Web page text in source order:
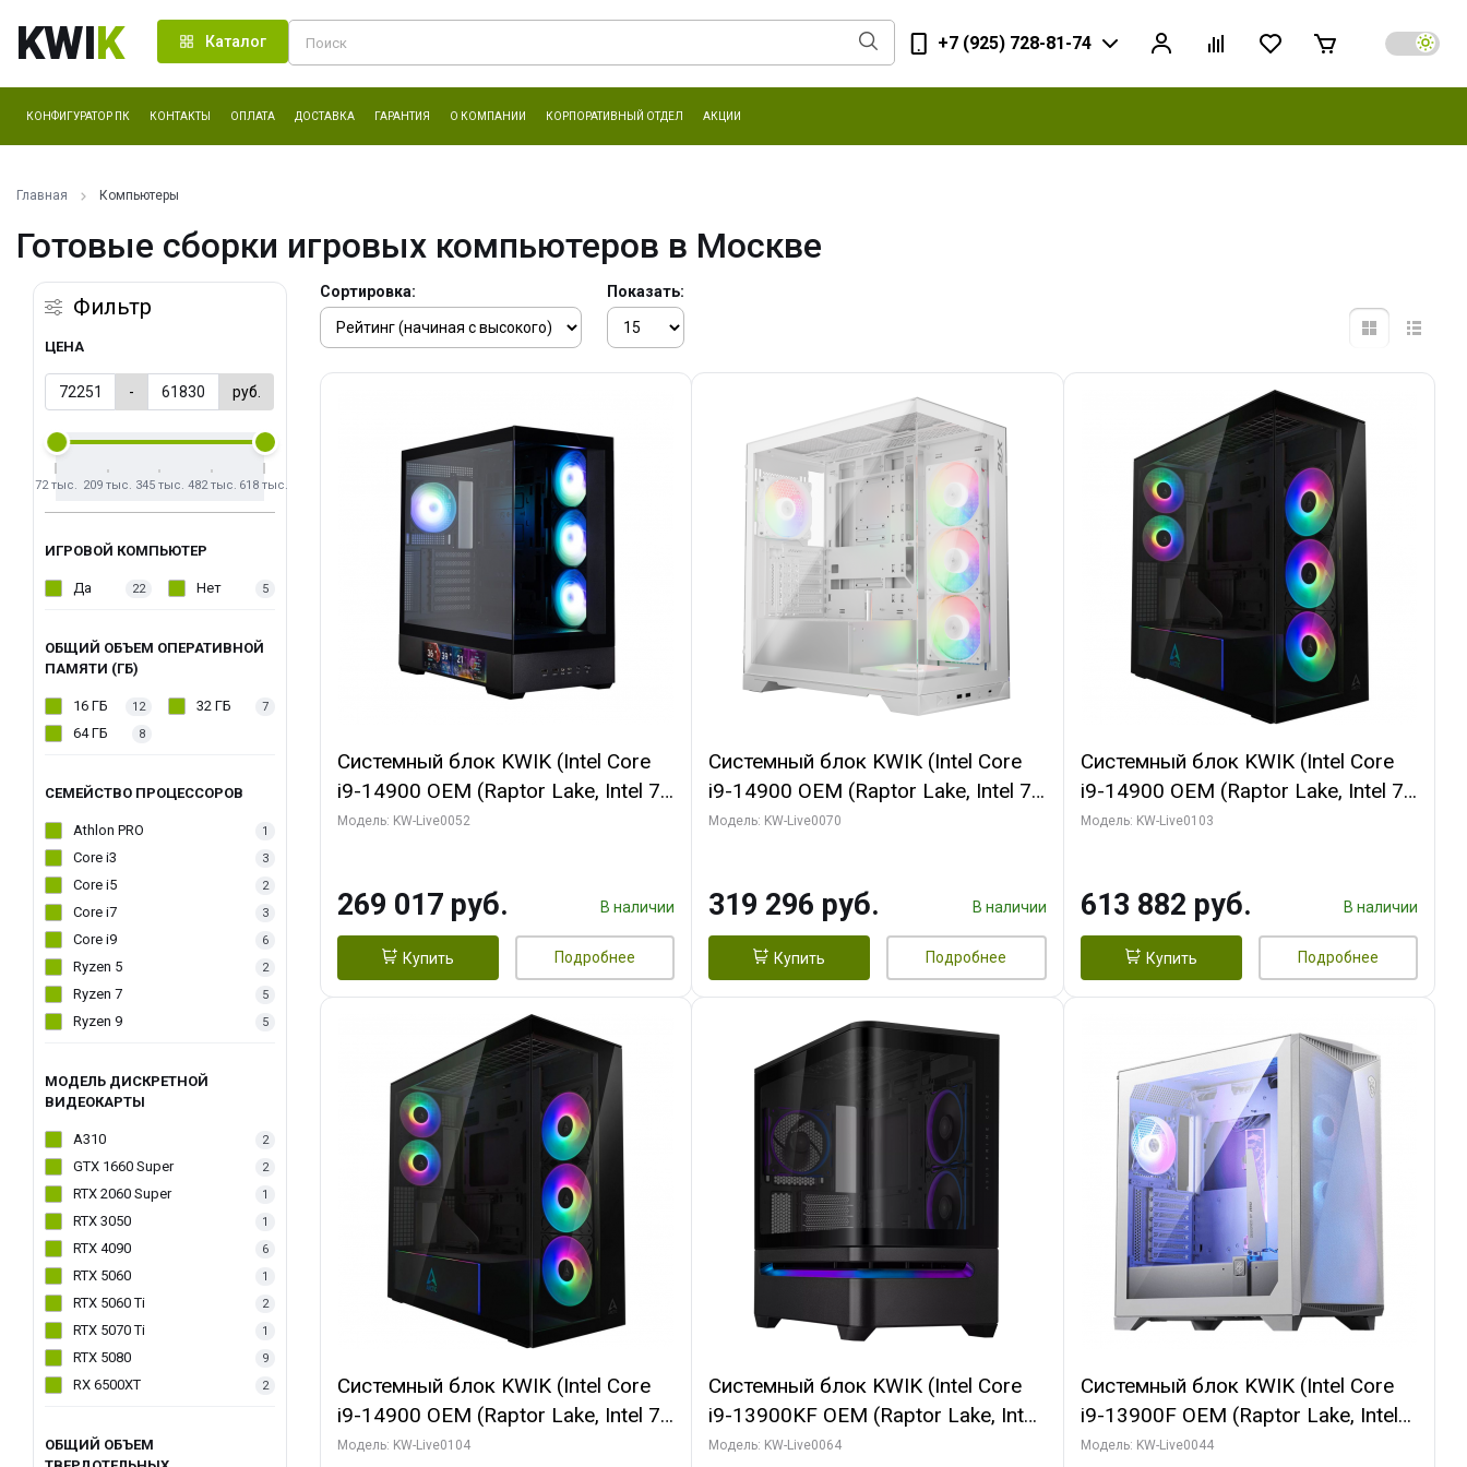
KWIK Каталог +7 (925) 728-81-74
КОНФИГУРАТОР ПК КОНТАКТЫ ОПЛАТА ДОСТАВКА ГАРАНТИЯ О КОМПАНИИ КОРПОРАТИВНЫЙ ОТДЕЛ АКЦИИ
Главная Компьютеры
Готовые сборки игровых компьютеров в Москве
Фильтр
ЦЕНА
- руб.
72 тыс. 209 тыс. 345 тыс. 482 тыс. 618 тыс.
ИГРОВОЙ КОМПЬЮТЕР
Да 22 Нет 5
ОБЩИЙ ОБЪЕМ ОПЕРАТИВНОЙ
ПАМЯТИ (ГБ)
16 ГБ 12 32 ГБ 7
64 ГБ 8
СЕМЕЙСТВО ПРОЦЕССОРОВ
Athlon PRO 1
Core i3 3
Core i5 2
Core i7 3
Core i9 6
Ryzen 5 2
Ryzen 7 5
Ryzen 9 5
МОДЕЛЬ ДИСКРЕТНОЙ
ВИДЕОКАРТЫ
A310 2
GTX 1660 Super 2
RTX 2060 Super 1
RTX 3050 1
RTX 4090 6
RTX 5060 1
RTX 5060 Ti 2
RTX 5070 Ti 1
RTX 5080 9
RX 6500XT 2
ОБЩИЙ ОБЪЕМ
Сортировка: Показать:
Системный блок KWIK (Intel Core
i9-14900 OEM (Raptor Lake, Intel 7,
C24 16EC/8PC// 64 ГБ ОЗУ (2
256bit 3xDP HD/ 512 ГБ SSD)
Модель: KW-Live0052
269 017 руб. В наличии
Купить Подробнее
Системный блок KWIK (Intel Core
i9-14900 OEM (Raptor Lake, Intel 7,
C24 16EC/8PC// 64 ГБ ОЗУ (2
GDDR7 256bit/ 960 ГБ SSD)
Модель: KW-Live0070
319 296 руб. В наличии
Купить Подробнее
Системный блок KWIK (Intel Core
i9-14900 OEM (Raptor Lake, Intel 7,
C24 16EC/8PC// 64 ГБ ОЗУ (2
Turbo/ 960 ГБ SSD)
Модель: KW-Live0103
613 882 руб. В наличии
Купить Подробнее
Системный блок KWIK (Intel Core
i9-14900 OEM (Raptor Lake, Intel 7,
C24 16EC/8PC// 64 ГБ ОЗУ (2
Модель: KW-Live0104
Системный блок KWIK (Intel Core
i9-13900KF OEM (Raptor Lake, Intel
7, C24 16EC/8P/ 64 ГБ ОЗУ (2
Модель: KW-Live0064
Системный блок KWIK (Intel Core
i9-13900F OEM (Raptor Lake, Intel
7, Efficient-co/ 32 ГБ ОЗУ (2
Модель: KW-Live0044